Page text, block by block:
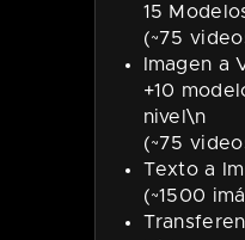
15
(~75
Imagen a
+10
nivel\n
(~75
Texto a
(~1500